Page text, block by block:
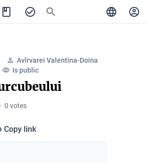
Avîrvarei Valentina-Doina
Is public
0 votes
Copy link